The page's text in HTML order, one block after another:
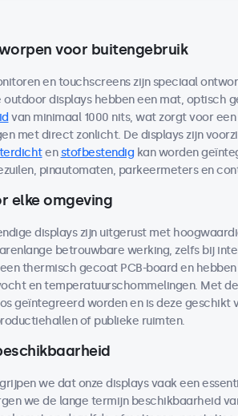
voor buitengebruik
en touchscreens zijn speciaal
outdoor displays hebben een mat, optisch
van minimaal 1000 nits, wat zorgt voor
met direct zonlicht. De displays zijn
enstofbestendig kan worden
pinautomaten, parkeermeters en
elke omgeving
displays zijn uitgerust met
betrouwbare werking, zelfs bij
thermisch gecoat PCB-board en
en temperatuurschommelingen. Met
geïntegreerd worden en is deze
of publieke ruimten.
we dat onze displays vaak een
we de lange termijn beschikbaarheid